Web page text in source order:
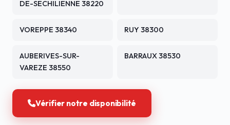
DE-SECHILIENNE 38220
VOREPPE 38340 RUY 38300
AUBERIVES-SUR-
VAREZE 38550
BARRAUX 38530
Vérifier notre disponibilité